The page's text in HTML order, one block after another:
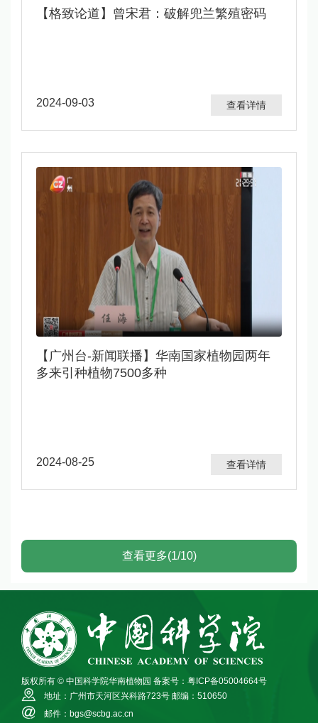
​【格致论道】曾宋君：破解兜兰繁殖密码
2024-09-03 查看详情
【广州台-新闻联播】华南国家植物园两年
多来引种植物7500多种
2024-08-25 查看详情
查看更多(1/10)
版权所有 © 中国科学院华南植物园 备案号：粤ICP备05004664号
地址：广州市天河区兴科路723号 邮编：510650
邮件：bgs@scbg.ac.cn